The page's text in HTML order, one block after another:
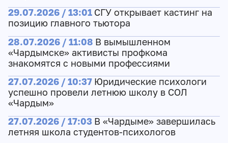
29.07.2026 / 13:01 СГУ открывает кастинг на
позицию главного тьютора
28.07.2026 / 11:08 В вымышленном
«Чардымске» активисты профкома
знакомятся с новыми профессиями
27.07.2026 / 10:37 Юридические психологи
успешно провели летнюю школу в СОЛ
«Чардым»
27.07.2026 / 17:03 В «Чардыме» завершилась
летняя школа студентов-психологов